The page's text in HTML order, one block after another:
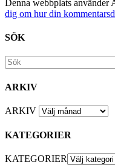
Denna webbplats använder
dig om hur din
SÖK
ARKIV
ARKIV
KATEGORIER
KATEGORIER